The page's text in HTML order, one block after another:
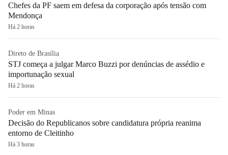
Chefes da PF saem em defesa da corporação após tensão com
Mendonça
Há 2 horas
Direto de Brasília
STJ começa a julgar Marco Buzzi por denúncias de assédio e
importunação sexual
Há 2 horas
Poder em Minas
Decisão do Republicanos sobre candidatura própria reanima
entorno de Cleitinho
Há 3 horas